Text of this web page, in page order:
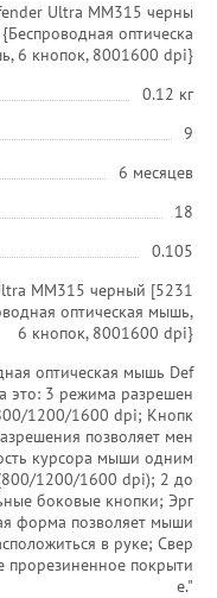
Ultra MM315 черны
оптическа
6 кнопок, 8001600 dpi}
0.12 кг
9
6 месяцев
18
0.105
MM315 черный [5231
оптическая мышь,
6 кнопок, 8001600 dpi}
оптическая мышь Def
это: 3 режима разрешен
1200/1600 dpi; Кнопк
позволяет мен
курсора мыши одним
1200/1600 dpi); 2 до
боковые кнопки; Эрг
форма позволяет мыши
в руке; Свер
прорезиненное покрыти
е."